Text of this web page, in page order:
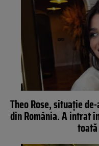
Theo Rose, situație
din România. A intrat